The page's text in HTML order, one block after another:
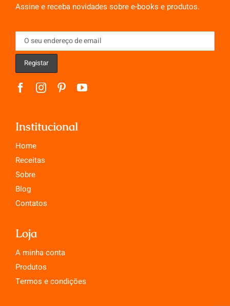
Assine e receba novidades sobre e-books e produtos.
Institucional
Home
Receitas
Sobre
Blog
Contatos
Loja
A minha conta
Produtos
Termos e condições